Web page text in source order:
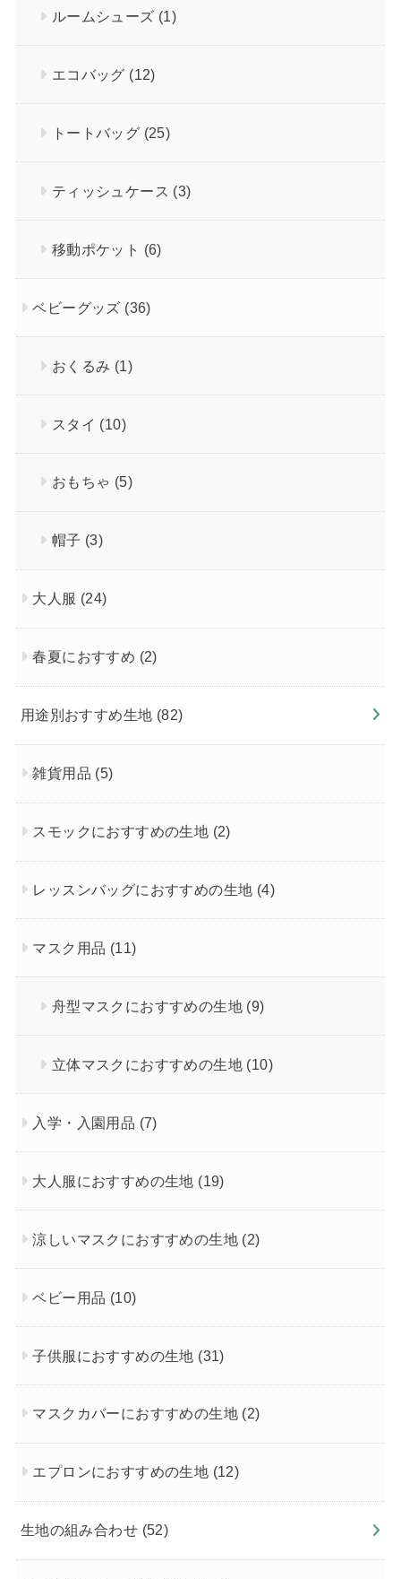
ルームシューズ (1)
エコバッグ (12)
トートバッグ (25)
ティッシュケース (3)
移動ポケット (6)
ベビーグッズ (36)
おくるみ (1)
スタイ (10)
おもちゃ (5)
帽子 (3)
大人服 (24)
春夏におすすめ (2)
用途別おすすめ生地 (82)
雑貨用品 (5)
スモックにおすすめの生地 (2)
レッスンバッグにおすすめの生地 (4)
マスク用品 (11)
舟型マスクにおすすめの生地 (9)
立体マスクにおすすめの生地 (10)
入学・入園用品 (7)
大人服におすすめの生地 (19)
涼しいマスクにおすすめの生地 (2)
ベビー用品 (10)
子供服におすすめの生地 (31)
マスクカバーにおすすめの生地 (2)
エプロンにおすすめの生地 (12)
生地の組み合わせ (52)